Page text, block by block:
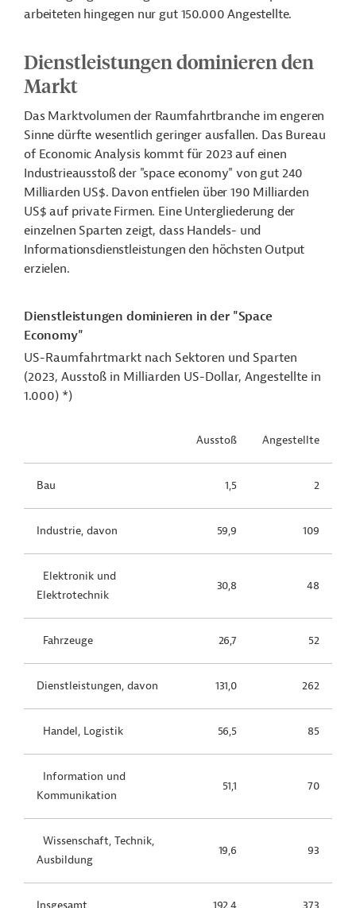
arbeiteten hingegen nur gut 150.000 Angestellte.
Dienstleistungen dominieren den
Markt
Das Marktvolumen der Raumfahrtbranche im engeren
Sinne dürfte wesentlich geringer ausfallen. Das Bureau
of Economic Analysis kommt für 2023 auf einen
Industrieausstoß der "space economy" von gut 240
Milliarden US$. Davon entfielen über 190 Milliarden
US$ auf private Firmen. Eine Untergliederung der
einzelnen Sparten zeigt, dass Handels- und
Informationsdienstleistungen den höchsten Output
erzielen.
Dienstleistungen dominieren in der "Space
Economy"
US-Raumfahrtmarkt nach Sektoren und Sparten
(2023, Ausstoß in Milliarden US-Dollar, Angestellte in
1.000) *)
Ausstoß Angestellte
Bau 1,5 2
Industrie, davon 59,9 109
Elektronik und
Elektrotechnik
30,8 48
Fahrzeuge 26,7 52
Dienstleistungen, davon 131,0 262
Handel, Logistik 56,5 85
Information und
Kommunikation
51,1 70
Wissenschaft, Technik,
Ausbildung
19,6 93
Insgesamt 192,4 373